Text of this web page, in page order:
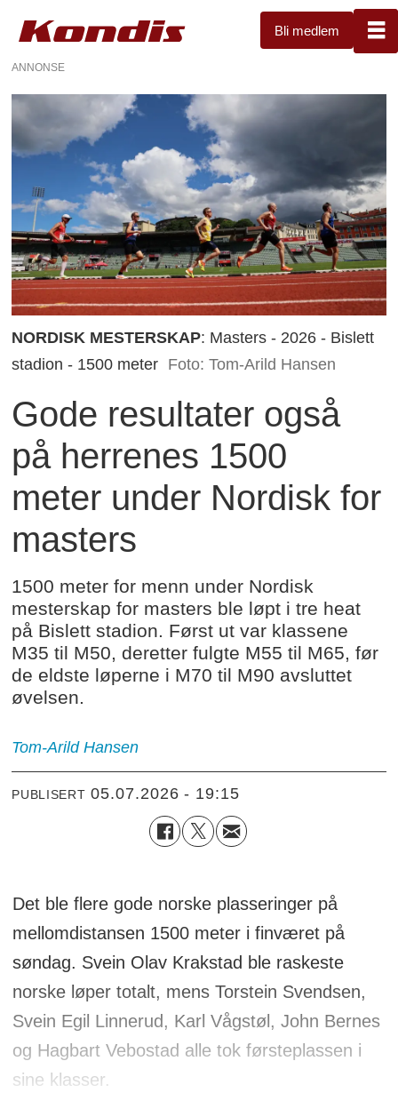
Bli medlem
ANNONSE
NORDISK MESTERSKAP: Masters - 2026 - Bislett
stadion - 1500 meter Foto: Tom-Arild Hansen
Gode resultater også
på herrenes 1500
meter under Nordisk for
masters
1500 meter for menn under Nordisk
mesterskap for masters ble løpt i tre heat
på Bislett stadion. Først ut var klassene
M35 til M50, deretter fulgte M55 til M65, før
de eldste løperne i M70 til M90 avsluttet
øvelsen.
Tom-Arild Hansen
PUBLISERT 05.07.2026 - 19:15
Det ble flere gode norske plasseringer på
mellomdistansen 1500 meter i finværet på
søndag. Svein Olav Krakstad ble raskeste
norske løper totalt, mens Torstein Svendsen,
Svein Egil Linnerud, Karl Vågstøl, John Bernes
og Hagbart Vebostad alle tok førsteplassen i
sine klasser.